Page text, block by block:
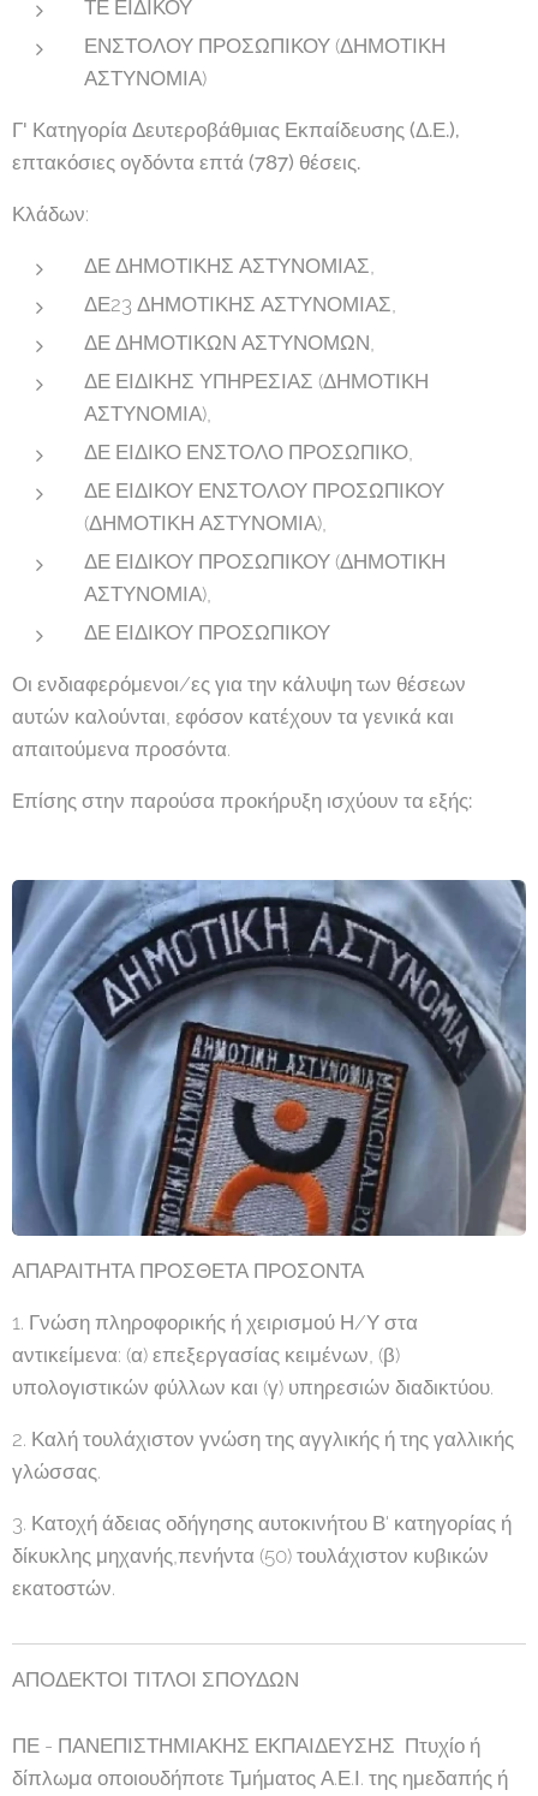
ΤΕ ΕΙΔΙΚΟΥ
ΕΝΣΤΟΛΟΥ ΠΡΟΣΩΠΙΚΟΥ (ΔΗΜΟΤΙΚΗ
ΑΣΤΥΝΟΜΙΑ)
Γ' Κατηγορία Δευτεροβάθμιας Εκπαίδευσης (Δ.Ε.),
επτακόσιες ογδόντα επτά (787) θέσεις.
Κλάδων:
ΔΕ ΔΗΜΟΤΙΚΗΣ ΑΣΤΥΝΟΜΙΑΣ,
ΔΕ23 ΔΗΜΟΤΙΚΗΣ ΑΣΤΥΝΟΜΙΑΣ,
ΔΕ ΔΗΜΟΤΙΚΩΝ ΑΣΤΥΝΟΜΩΝ,
ΔΕ ΕΙΔΙΚΗΣ ΥΠΗΡΕΣΙΑΣ (ΔΗΜΟΤΙΚΗ
ΑΣΤΥΝΟΜΙΑ),
ΔΕ ΕΙΔΙΚΟ ΕΝΣΤΟΛΟ ΠΡΟΣΩΠΙΚΟ,
ΔΕ ΕΙΔΙΚΟΥ ΕΝΣΤΟΛΟΥ ΠΡΟΣΩΠΙΚΟΥ
(ΔΗΜΟΤΙΚΗ ΑΣΤΥΝΟΜΙΑ),
ΔΕ ΕΙΔΙΚΟΥ ΠΡΟΣΩΠΙΚΟΥ (ΔΗΜΟΤΙΚΗ
ΑΣΤΥΝΟΜΙΑ),
ΔΕ ΕΙΔΙΚΟΥ ΠΡΟΣΩΠΙΚΟΥ
Οι ενδιαφερόμενοι/ες για την κάλυψη των θέσεων
αυτών καλούνται, εφόσον κατέχουν τα γενικά και
απαιτούμενα προσόντα.
Eπίσης στην παρούσα προκήρυξη ισχύουν τα εξής:
ΑΠΑΡΑΙΤΗΤΑ ΠΡΟΣΘΕΤΑ ΠΡΟΣΟΝΤΑ
1. Γνώση πληροφορικής ή χειρισμού Η/Υ στα
αντικείμενα: (α) επεξεργασίας κειμένων, (β)
υπολογιστικών φύλλων και (γ) υπηρεσιών διαδικτύου.
2. Καλή τουλάχιστον γνώση της αγγλικής ή της γαλλικής
γλώσσας.
3. Κατοχή άδειας οδήγησης αυτοκινήτου Β' κατηγορίας ή
δίκυκλης μηχανής,πενήντα (50) τουλάχιστον κυβικών
εκατοστών.
ΑΠΟΔΕΚΤΟΙ ΤΙΤΛΟΙ ΣΠΟΥΔΩΝ
ΠΕ - ΠΑΝΕΠΙΣΤΗΜΙΑΚΗΣ ΕΚΠΑΙΔΕΥΣΗΣ Πτυχίο ή
δίπλωμα οποιουδήποτε Τμήματος Α.Ε.Ι. της ημεδαπής ή